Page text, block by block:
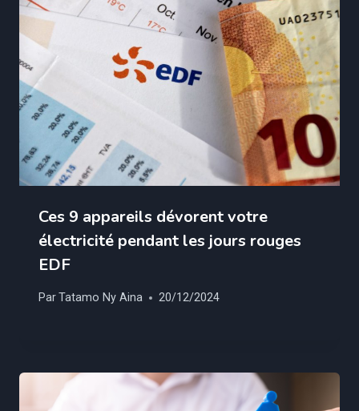
Ces 9 appareils dévorent votre
électricité pendant les jours rouges
EDF
ParTatamo Ny Aina 20/12/2024